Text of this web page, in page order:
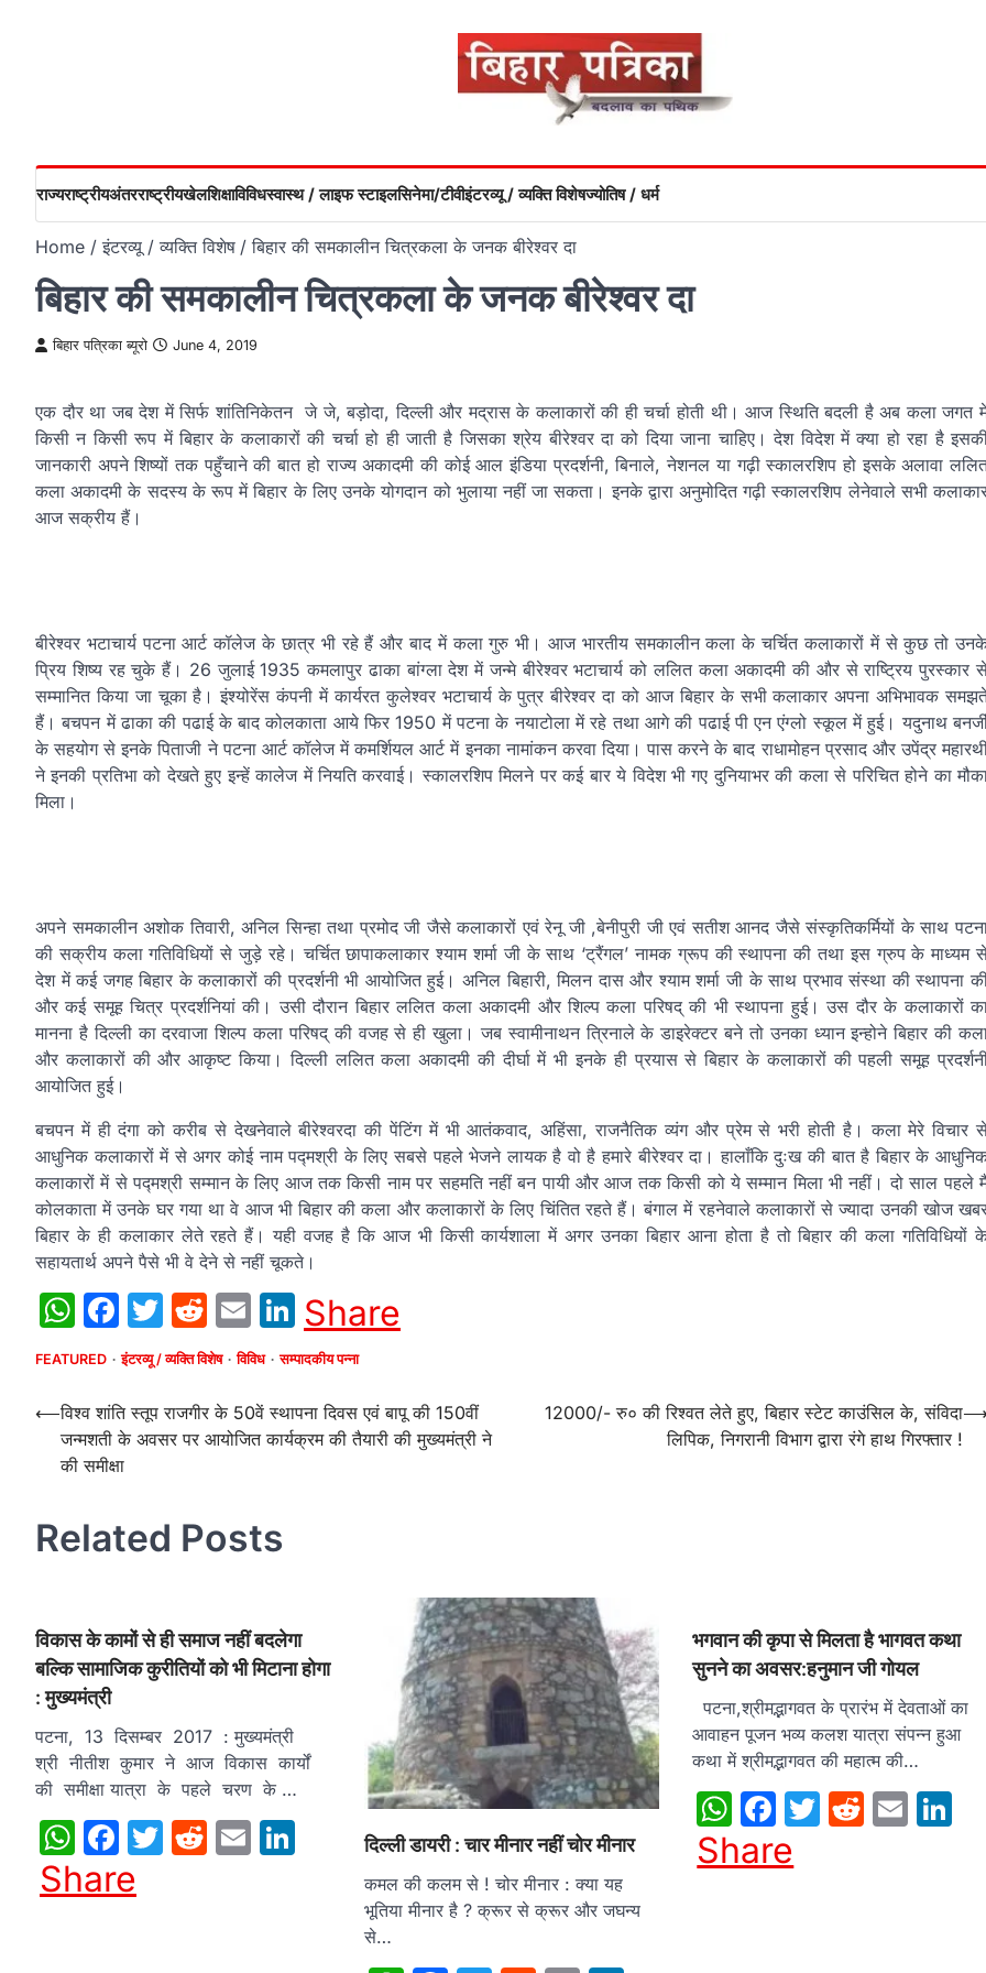
राज्यराष्ट्रीयअंतरराष्ट्रीयखेलशिक्षाविविधस्वास्थ / लाइफ स्टाइलसिनेमा/टीवीइंटरव्यू / व्यक्ति विशेषज्योतिष / धर्म
Home इंटरव्यू / व्यक्ति विशेष बिहार की समकालीन चित्रकला के जनक बीरेश्वर दा
बिहार की समकालीन चित्रकला के जनक बीरेश्वर दा
बिहार पत्रिका ब्यूरो June 4, 2019
एक दौर था जब देश में सिर्फ शांतिनिकेतन जे जे, बड़ोदा, दिल्ली और मद्रास के कलाकारों की ही चर्चा होती थी। आज स्थिति बदली है अब कला जगत
किसी न किसी रूप में बिहार के कलाकारों की चर्चा हो ही जाती है जिसका श्रेय बीरेश्वर दा को दिया जाना चाहिए। देश विदेश में क्या हो रहा है
जानकारी अपने शिष्यों तक पहुँचाने की बात हो राज्य अकादमी की कोई आल इंडिया प्रदर्शनी, बिनाले, नेशनल या गढ़ी स्कालरशिप हो इसके अलावा
कला अकादमी के सदस्य के रूप में बिहार के लिए उनके योगदान को भुलाया नहीं जा सकता। इनके द्वारा अनुमोदित गढ़ी स्कालरशिप लेनेवाले सभी
आज सक्रीय हैं।
बीरेश्वर भटाचार्य पटना आर्ट कॉलेज के छात्र भी रहे हैं और बाद में कला गुरु भी। आज भारतीय समकालीन कला के चर्चित कलाकारों में से कुछ तो
प्रिय शिष्य रह चुके हैं। 26 जुलाई 1935 कमलापुर ढाका बांग्ला देश में जन्मे बीरेश्वर भटाचार्य को ललित कला अकादमी की और से राष्ट्रिय पुरस्कार
सम्मानित किया जा चूका है। इंश्योरेंस कंपनी में कार्यरत कुलेश्वर भटाचार्य के पुत्र बीरेश्वर दा को आज बिहार के सभी कलाकार अपना अभिभावक
हैं। बचपन में ढाका की पढाई के बाद कोलकाता आये फिर 1950 में पटना के नयाटोला में रहे तथा आगे की पढाई पी एन एंग्लो स्कूल में हुई। यदुनाथ
के सहयोग से इनके पिताजी ने पटना आर्ट कॉलेज में कमर्शियल आर्ट में इनका नामांकन करवा दिया। पास करने के बाद राधामोहन प्रसाद और उपेंद्र
ने इनकी प्रतिभा को देखते हुए इन्हें कालेज में नियति करवाई। स्कालरशिप मिलने पर कई बार ये विदेश भी गए दुनियाभर की कला से परिचित होने का
मिला।
अपने समकालीन अशोक तिवारी, अनिल सिन्हा तथा प्रमोद जी जैसे कलाकारों एवं रेनू जी ,बेनीपुरी जी एवं सतीश आनद जैसे संस्कृतिकर्मियों के साथ
की सक्रीय कला गतिविधियों से जुड़े रहे। चर्चित छापाकलाकार श्याम शर्मा जी के साथ ‘ट्रैंगल’ नामक ग्रूप की स्थापना की तथा इस ग्रुप के माध्यम
देश में कई जगह बिहार के कलाकारों की प्रदर्शनी भी आयोजित हुई। अनिल बिहारी, मिलन दास और श्याम शर्मा जी के साथ प्रभाव संस्था की स्थापना
और कई समूह चित्र प्रदर्शनियां की। उसी दौरान बिहार ललित कला अकादमी और शिल्प कला परिषद् की भी स्थापना हुई। उस दौर के कलाकारों
मानना है दिल्ली का दरवाजा शिल्प कला परिषद् की वजह से ही खुला। जब स्वामीनाथन त्रिनाले के डाइरेक्टर बने तो उनका ध्यान इन्होने बिहार की
और कलाकारों की और आकृष्ट किया। दिल्ली ललित कला अकादमी की दीर्घा में भी इनके ही प्रयास से बिहार के कलाकारों की पहली समूह
आयोजित हुई।
बचपन में ही दंगा को करीब से देखनेवाले बीरेश्वरदा की पेंटिंग में भी आतंकवाद, अहिंसा, राजनैतिक व्यंग और प्रेम से भरी होती है। कला मेरे विचार
आधुनिक कलाकारों में से अगर कोई नाम पद्मश्री के लिए सबसे पहले भेजने लायक है वो है हमारे बीरेश्वर दा। हालाँकि दुःख की बात है बिहार के
कलाकारों में से पद्मश्री सम्मान के लिए आज तक किसी नाम पर सहमति नहीं बन पायी और आज तक किसी को ये सम्मान मिला भी नहीं। दो साल पहले
कोलकाता में उनके घर गया था वे आज भी बिहार की कला और कलाकारों के लिए चिंतित रहते हैं। बंगाल में रहनेवाले कलाकारों से ज्यादा उनकी खोज
बिहार के ही कलाकार लेते रहते हैं। यही वजह है कि आज भी किसी कार्यशाला में अगर उनका बिहार आना होता है तो बिहार की कला गतिविधियों
सहायतार्थ अपने पैसे भी वे देने से नहीं चूकते।
WhatsApp
Facebook
Twitter
Reddit
EmailLinkedIn
Share
FEATURED इंटरव्यू / व्यक्ति विशेष विविध सम्पादकीय पन्ना
Post
navigation
⟵विश्व शांति स्तूप राजगीर के 50वें स्थापना दिवस एवं बापू की 150वीं
जन्मशती के अवसर पर आयोजित कार्यक्रम की तैयारी की मुख्यमंत्री ने
की समीक्षा
12000/- रु० की रिश्वत लेते हुए, बिहार स्टेट काउंसिल के, संविदा
लिपिक, निगरानी विभाग द्वारा रंगे हाथ गिरफ्तार !
⟶
Related Posts
विकास के कामों से ही समाज नहीं बदलेगा
बल्कि सामाजिक कुरीतियों को भी मिटाना होगा
: मुख्यमंत्री
पटना, 13 दिसम्बर 2017 : मुख्यमंत्री
श्री नीतीश कुमार ने आज विकास कार्यों
की समीक्षा यात्रा के पहले चरण के …
WhatsApp
Facebook
Twitter
Reddit
EmailLinkedIn
Share
दिल्ली डायरी : चार मीनार नहीं चोर मीनार
कमल की कलम से ! चोर मीनार : क्या यह
भूतिया मीनार है ? क्रूर से क्रूर और जघन्य
से…
भगवान की कृपा से मिलता है भागवत कथा
सुनने का अवसर:हनुमान जी गोयल
पटना,श्रीमद्भागवत के प्रारंभ में देवताओं का
आवाहन पूजन भव्य कलश यात्रा संपन्न हुआ
कथा में श्रीमद्भागवत की महात्म की…
WhatsApp
Facebook
Twitter
Reddit
Email
Share